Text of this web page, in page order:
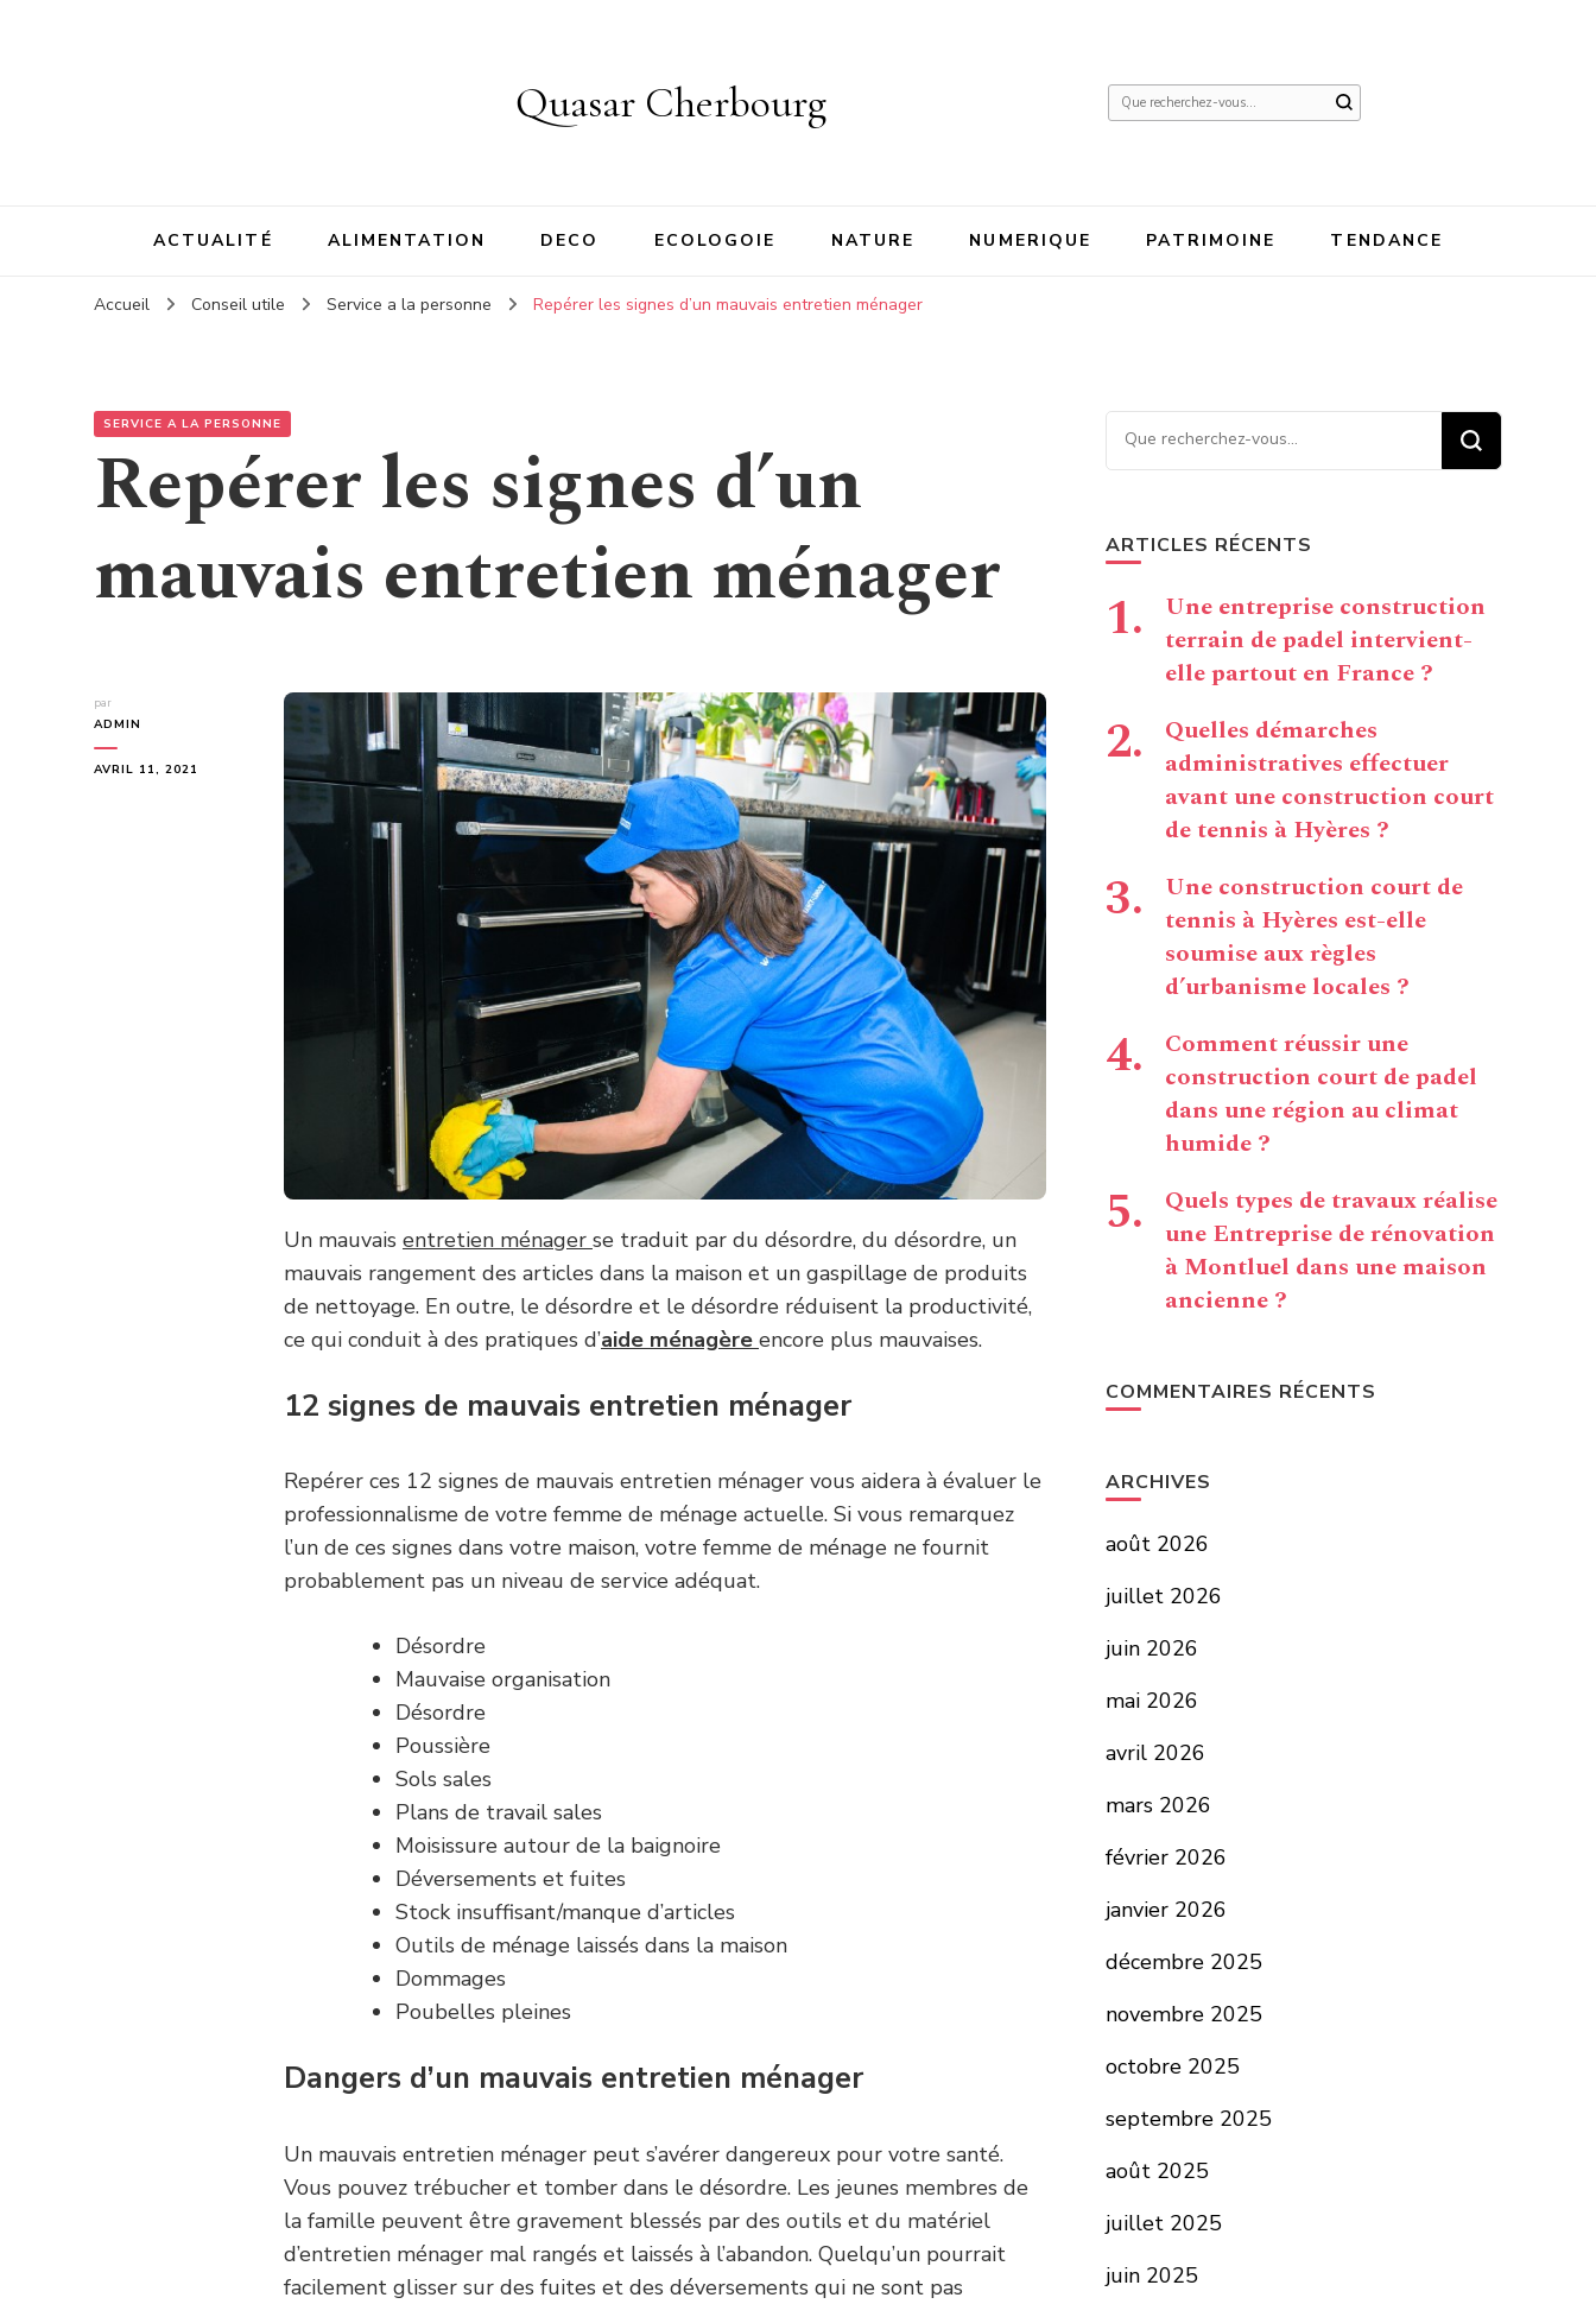
Quasar Cherbourg
Vous
ACTUALITÉ ALIMENTATION DECO ECOLOGOIE NATURE NUMERIQUE PATRIMOINE TENDANCE
Accueil Conseil utile Service a la personne Repérer les signes d’un mauvais entretien ménager
SERVICE A LA PERSONNE
Repérer les signes d’un
mauvais entretien ménager
par
ADMIN
AVRIL 11, 2021
Un mauvais entretien ménager se traduit par du désordre, du désordre, un
mauvais rangement des articles dans la maison et un gaspillage de produits
de nettoyage. En outre, le désordre et le désordre réduisent la productivité,
ce qui conduit à des pratiques d’aide ménagère encore plus mauvaises.
12 signes de mauvais entretien ménager
Repérer ces 12 signes de mauvais entretien ménager vous aidera à évaluer le
professionnalisme de votre femme de ménage actuelle. Si vous remarquez
l’un de ces signes dans votre maison, votre femme de ménage ne fournit
probablement pas un niveau de service adéquat.
Désordre
Mauvaise organisation
Désordre
Poussière
Sols sales
Plans de travail sales
Moisissure autour de la baignoire
Déversements et fuites
Stock insuffisant/manque d’articles
Outils de ménage laissés dans la maison
Dommages
Poubelles pleines
Dangers d’un mauvais entretien ménager
Un mauvais entretien ménager peut s’avérer dangereux pour votre santé.
Vous pouvez trébucher et tomber dans le désordre. Les jeunes membres de
la famille peuvent être gravement blessés par des outils et du matériel
d’entretien ménager mal rangés et laissés à l’abandon. Quelqu’un pourrait
facilement glisser sur des fuites et des déversements qui ne sont pas
Vous recherchiez quelque
chose ?
ARTICLES RÉCENTS
Une entreprise construction
terrain de padel intervient-
elle partout en France ?
Quelles démarches
administratives effectuer
avant une construction court
de tennis à Hyères ?
Une construction court de
tennis à Hyères est-elle
soumise aux règles
d’urbanisme locales ?
Comment réussir une
construction court de padel
dans une région au climat
humide ?
Quels types de travaux réalise
une Entreprise de rénovation
à Montluel dans une maison
ancienne ?
COMMENTAIRES RÉCENTS
ARCHIVES
août 2026
juillet 2026
juin 2026
mai 2026
avril 2026
mars 2026
février 2026
janvier 2026
décembre 2025
novembre 2025
octobre 2025
septembre 2025
août 2025
juillet 2025
juin 2025